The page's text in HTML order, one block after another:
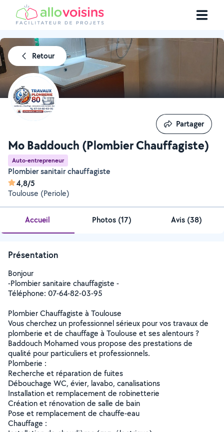
Retour
Mo Baddouch (Plombier Chauffagiste)
Auto-entrepreneur
Plombier sanitair chauffagiste
4,8/5
Toulouse (Periole)
Partager
Partager
Accueil Photos (17) Avis (38)
Présentation
Bonjour
-Plombier sanitaire chauffagiste -
Téléphone: 07-64-82-03-95
Plombier Chauffagiste à Toulouse
Vous cherchez un professionnel sérieux pour vos travaux de
plomberie et de chauffage à Toulouse et ses alentours ?
Baddouch Mohamed vous propose des prestations de
qualité pour particuliers et professionnels.
Plomberie :
Recherche et réparation de fuites
Débouchage WC, évier, lavabo, canalisations
Installation et remplacement de robinetterie
Création et rénovation de salle de bain
Pose et remplacement de chauffe-eau
Chauffage :